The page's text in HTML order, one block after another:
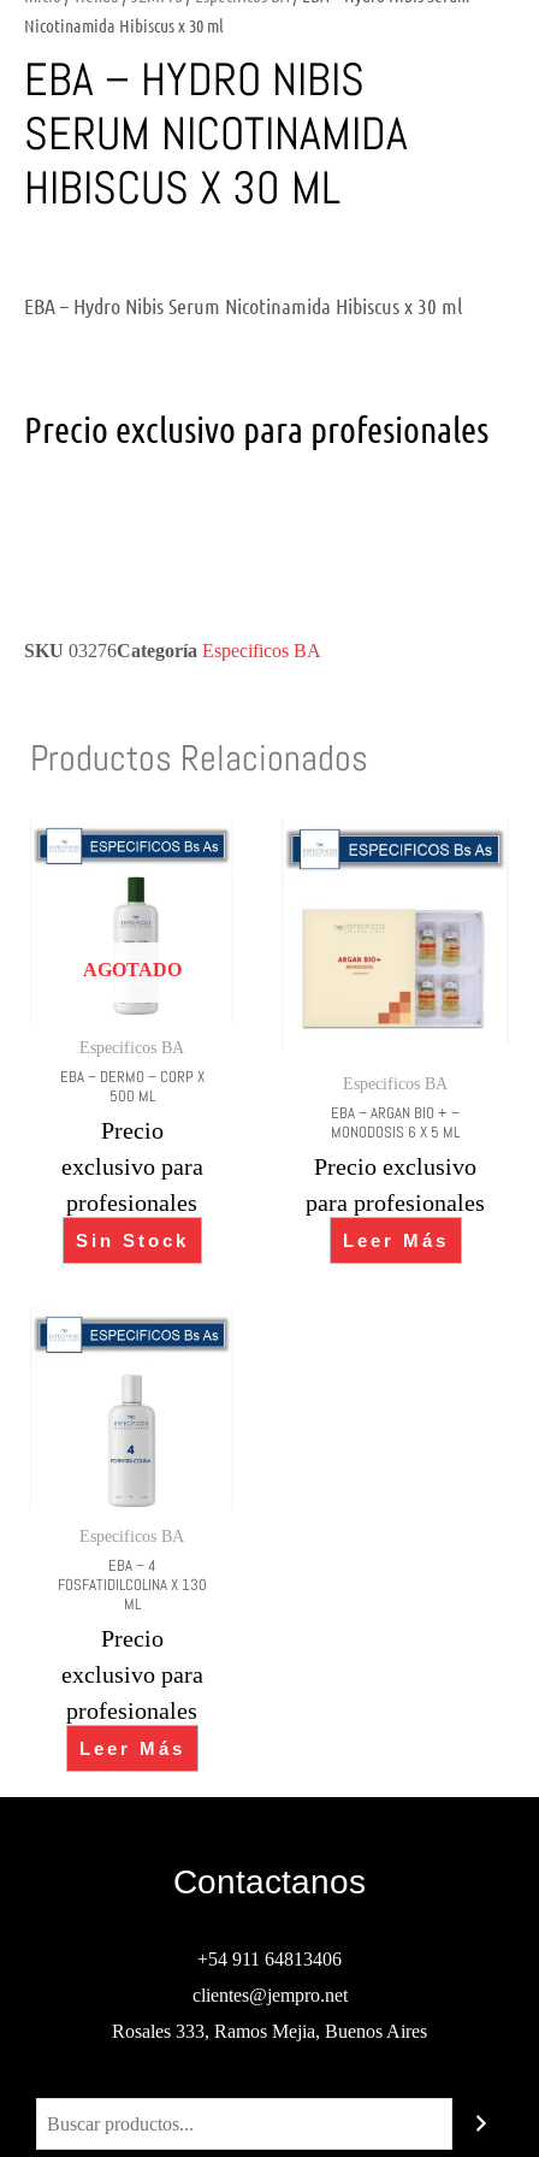
Nicotinamida Hibiscus x 30 ml
EBA – HYDRO NIBIS
SERUM NICOTINAMIDA
HIBISCUS X 30 ML
EBA – Hydro Nibis Serum Nicotinamida Hibiscus x 30 ml
Precio exclusivo para profesionales
SKU 03276Categoría Especificos BA
Productos Relacionados
AGOTADO
Especificos BA
EBA – DERMO – CORP X
500 ML
Precio
exclusivo para
profesionales
Sin Stock
Especificos BA
EBA – ARGAN BIO + –
MONODOSIS 6 X 5 ML
Precio exclusivo
para profesionales
Leer Más
Especificos BA
EBA – 4
FOSFATIDILCOLINA X 130
ML
Precio
exclusivo para
profesionales
Leer Más
Contactanos
+54 911 64813406
clientes@jempro.net
Rosales 333, Ramos Mejia, Buenos Aires